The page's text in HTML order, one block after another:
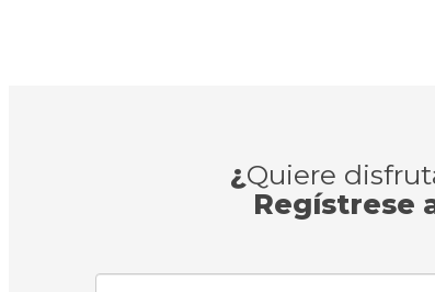
¿Quiere
Regístrese